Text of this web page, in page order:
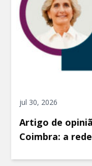
jul 30, 2026
Artigo de
Coimbra: a